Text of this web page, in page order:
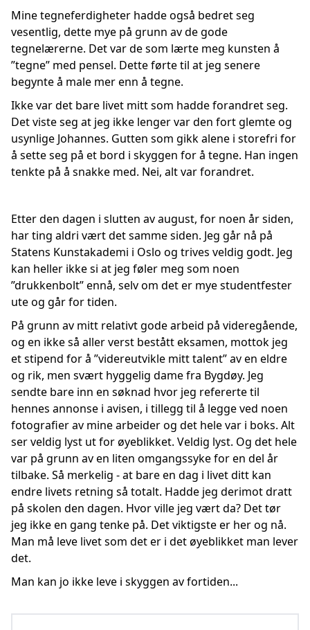
Mine tegneferdigheter hadde også bedret seg
vesentlig, dette mye på grunn av de gode
tegnelærerne. Det var de som lærte meg kunsten å
”tegne” med pensel. Dette førte til at jeg senere
begynte å male mer enn å tegne.
Ikke var det bare livet mitt som hadde forandret seg.
Det viste seg at jeg ikke lenger var den fort glemte og
usynlige Johannes. Gutten som gikk alene i storefri for
å sette seg på et bord i skyggen for å tegne. Han ingen
tenkte på å snakke med. Nei, alt var forandret.
Etter den dagen i slutten av august, for noen år siden,
har ting aldri vært det samme siden. Jeg går nå på
Statens Kunstakademi i Oslo og trives veldig godt. Jeg
kan heller ikke si at jeg føler meg som noen
”drukkenbolt” ennå, selv om det er mye studentfester
ute og går for tiden.
På grunn av mitt relativt gode arbeid på videregående,
og en ikke så aller verst bestått eksamen, mottok jeg
et stipend for å ”videreutvikle mitt talent” av en eldre
og rik, men svært hyggelig dame fra Bygdøy. Jeg
sendte bare inn en søknad hvor jeg refererte til
hennes annonse i avisen, i tillegg til å legge ved noen
fotografier av mine arbeider og det hele var i boks. Alt
ser veldig lyst ut for øyeblikket. Veldig lyst. Og det hele
var på grunn av en liten omgangssyke for en del år
tilbake. Så merkelig - at bare en dag i livet ditt kan
endre livets retning så totalt. Hadde jeg derimot dratt
på skolen den dagen. Hvor ville jeg vært da? Det tør
jeg ikke en gang tenke på. Det viktigste er her og nå.
Man må leve livet som det er i det øyeblikket man lever
det.
Man kan jo ikke leve i skyggen av fortiden...